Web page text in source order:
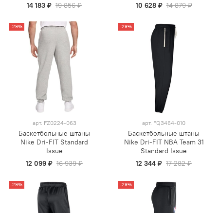
14 183 ₽ 19 856 ₽
10 628 ₽ 14 879 ₽
-29%
арт. FZ0224-063
Баскетбольные штаны
Nike Dri-FIT Standard
Issue
12 099 ₽ 16 939 ₽
-29%
арт. FQ3464-010
Баскетбольные штаны
Nike Dri-FIT NBA Team 31
Standard Issue
12 344 ₽ 17 282 ₽
-29% -29%